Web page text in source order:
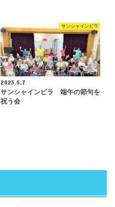
サンシャインビラ
2023.5.7
サンシャインビラ 端午の節句を
祝う会